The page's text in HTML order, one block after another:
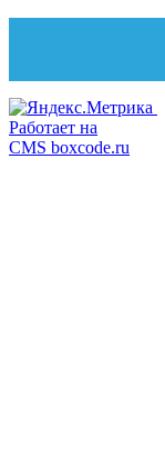
Работает на
CMS boxcode.ru